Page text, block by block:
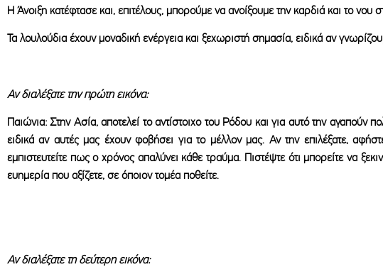
Η Άνοιξη κατέφτασε και, επιτέλους, μπορούμε να ανοίξουμε την καρδιά και το
Τα λουλούδια έχουν μοναδική ενέργεια και ξεχωριστή σημασία, ειδικά αν
Αν διαλέξατε την πρώτη εικόνα:
Παιώνια: Στην Ασία, αποτελεί το αντίστοιχο του Ρόδου και για αυτό την αγαπούν
ειδικά αν αυτές μας έχουν φοβήσει για το μέλλον μας. Αν την επιλέξατε,
εμπιστευτείτε πως ο χρόνος απαλύνει κάθε τραύμα. Πιστέψτε ότι μπορείτε να
ευημερία που αξίζετε, σε όποιον τομέα ποθείτε.
Αν διαλέξατε τη δεύτερη εικόνα: